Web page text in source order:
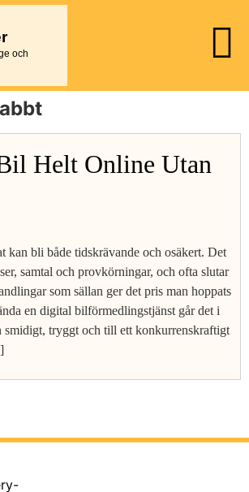
och
Helt Online Utan
kan bli både tidskrävande och osäkert. Det
samtal och provkörningar, och ofta slutar
som sällan ger det pris man hoppats
en digital bilförmedlingstjänst går det i
smidigt, tryggt och till ett konkurrenskraftigt